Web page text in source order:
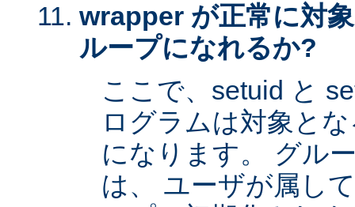
wrapper が正常に対
ループになれるか?
ここで、setuid と
ログラムは対象と
になります。 グル
は、 ユーザが属し